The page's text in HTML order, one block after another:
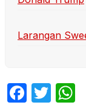
Larangan